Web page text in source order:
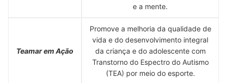
e a mente.
Teamar em Ação
Promove a melhoria da qualidade de
vida e do desenvolvimento integral
da criança e do adolescente com
Transtorno do Espectro do Autismo
(TEA) por meio do esporte.